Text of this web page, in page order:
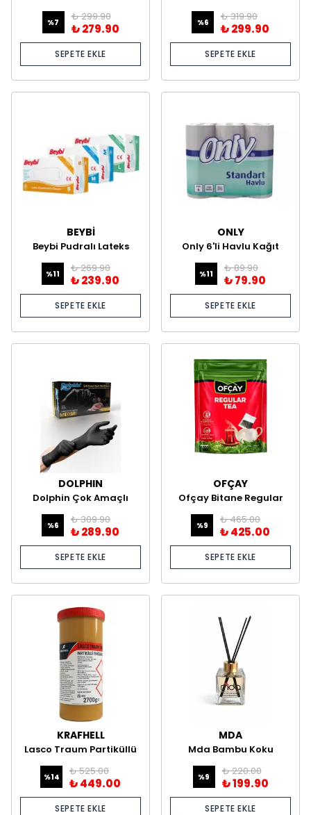
Muayene Eldiveni-
100’lük Kutu
%7 ₺ 299.90
₺ 279.90
SEPETE EKLE
Muayene Eldiveni –
100’lük Kutu
%6 ₺ 319.90
₺ 299.90
SEPETE EKLE
BEYBİ
Beybi Pudralı Lateks
Muayene Eldiveni –
100’lük Kutu
%11 ₺ 269.90
₺ 239.90
SEPETE EKLE
ONLY
Only 6'li Havlu Kağıt
%11 ₺ 89.90
₺ 79.90
SEPETE EKLE
DOLPHIN
Dolphin Çok Amaçlı
Siyah Nitril Pudrasız
Eldiven – 100’lük Kutu
%6 ₺ 309.90
₺ 289.90
SEPETE EKLE
OFÇAY
Ofçay Bitane Regular
Tea 30 Adet *30 Gram
%9 ₺ 465.00
₺ 425.00
SEPETE EKLE
KRAFHELL
Lasco Traum Partiküllü
El Yıkama Maddesi 2.7
kg
%14 ₺ 525.00
₺ 449.00
SEPETE EKLE
MDA
Mda Bambu Koku
Ocassion 120 ml
%9 ₺ 220.00
₺ 199.90
SEPETE EKLE